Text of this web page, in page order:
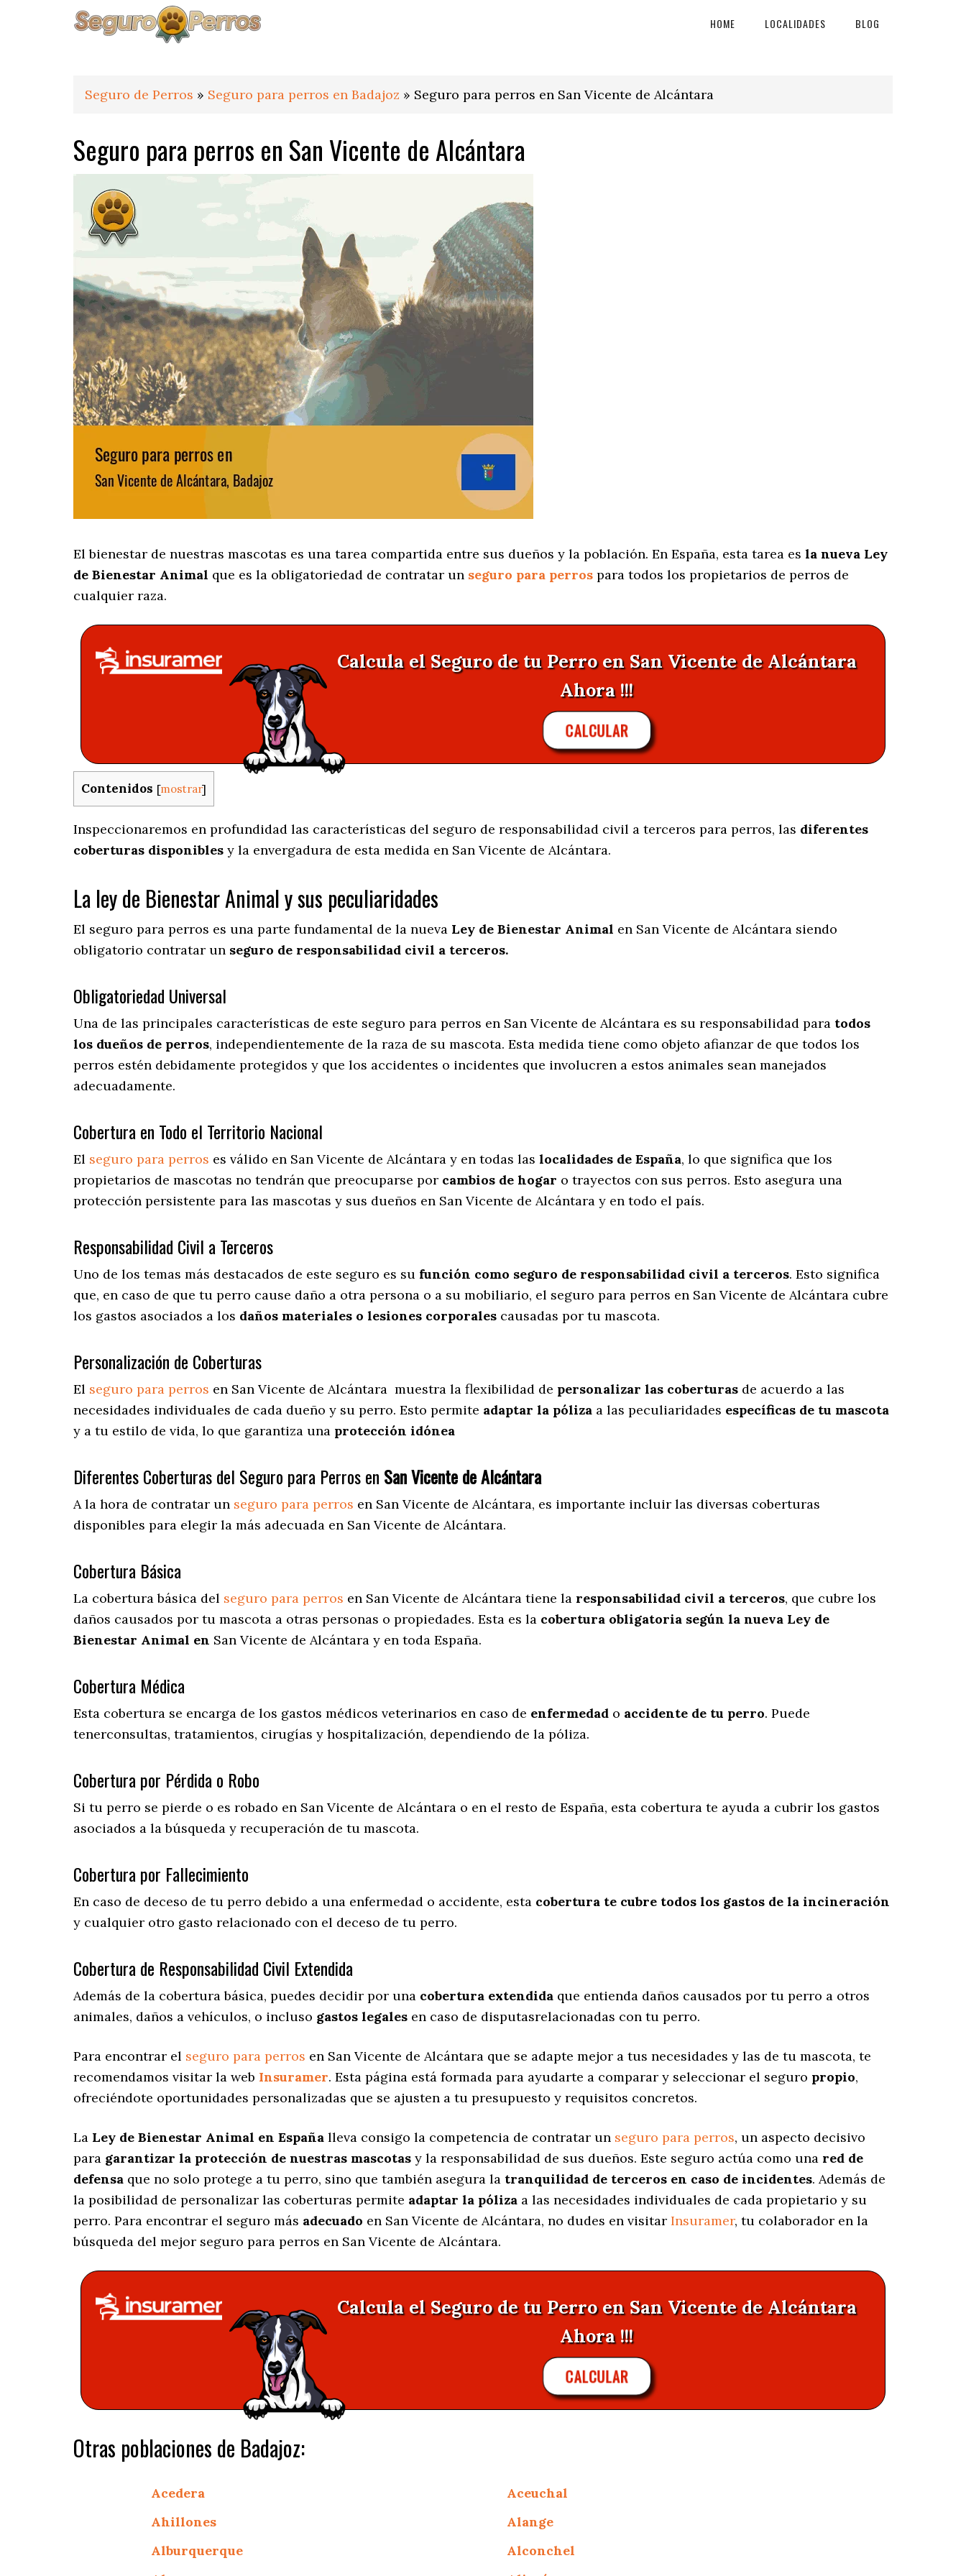
HOME LOCALIDADES BLOG
Seguro de Perros » Seguro para perros en Badajoz » Seguro para perros en San Vicente de Alcántara
Seguro para perros en San Vicente de Alcántara
El bienestar de nuestras mascotas es una tarea compartida entre sus dueños y la población. En España, esta tarea es la nueva Ley
de Bienestar Animal que es la obligatoriedad de contratar un seguro para perros para todos los propietarios de perros de
cualquier raza.
Calcula el Seguro de tu Perro en San Vicente de Alcántara
Ahora !!!
CALCULAR
Contenidos [mostrar]
Inspeccionaremos en profundidad las características del seguro de responsabilidad civil a terceros para perros, las diferentes
coberturas disponibles y la envergadura de esta medida en San Vicente de Alcántara.
La ley de Bienestar Animal y sus peculiaridades
El seguro para perros es una parte fundamental de la nueva Ley de Bienestar Animal en San Vicente de Alcántara siendo
obligatorio contratar un seguro de responsabilidad civil a terceros.
Obligatoriedad Universal
Una de las principales características de este seguro para perros en San Vicente de Alcántara es su responsabilidad para todos
los dueños de perros, independientemente de la raza de su mascota. Esta medida tiene como objeto afianzar de que todos los
perros estén debidamente protegidos y que los accidentes o incidentes que involucren a estos animales sean manejados
adecuadamente.
Cobertura en Todo el Territorio Nacional
El seguro para perros es válido en San Vicente de Alcántara y en todas las localidades de España, lo que significa que los
propietarios de mascotas no tendrán que preocuparse por cambios de hogar o trayectos con sus perros. Esto asegura una
protección persistente para las mascotas y sus dueños en San Vicente de Alcántara y en todo el país.
Responsabilidad Civil a Terceros
Uno de los temas más destacados de este seguro es su función como seguro de responsabilidad civil a terceros. Esto significa
que, en caso de que tu perro cause daño a otra persona o a su mobiliario, el seguro para perros en San Vicente de Alcántara cubre
los gastos asociados a los daños materiales o lesiones corporales causadas por tu mascota.
Personalización de Coberturas
El seguro para perros en San Vicente de Alcántara muestra la flexibilidad de personalizar las coberturas de acuerdo a las
necesidades individuales de cada dueño y su perro. Esto permite adaptar la póliza a las peculiaridades específicas de tu mascota
y a tu estilo de vida, lo que garantiza una protección idónea
Diferentes Coberturas del Seguro para Perros en San Vicente de Alcántara
A la hora de contratar un seguro para perros en San Vicente de Alcántara, es importante incluir las diversas coberturas
disponibles para elegir la más adecuada en San Vicente de Alcántara.
Cobertura Básica
La cobertura básica del seguro para perros en San Vicente de Alcántara tiene la responsabilidad civil a terceros, que cubre los
daños causados por tu mascota a otras personas o propiedades. Esta es la cobertura obligatoria según la nueva Ley de
Bienestar Animal en San Vicente de Alcántara y en toda España.
Cobertura Médica
Esta cobertura se encarga de los gastos médicos veterinarios en caso de enfermedad o accidente de tu perro. Puede
tenerconsultas, tratamientos, cirugías y hospitalización, dependiendo de la póliza.
Cobertura por Pérdida o Robo
Si tu perro se pierde o es robado en San Vicente de Alcántara o en el resto de España, esta cobertura te ayuda a cubrir los gastos
asociados a la búsqueda y recuperación de tu mascota.
Cobertura por Fallecimiento
En caso de deceso de tu perro debido a una enfermedad o accidente, esta cobertura te cubre todos los gastos de la incineración
y cualquier otro gasto relacionado con el deceso de tu perro.
Cobertura de Responsabilidad Civil Extendida
Además de la cobertura básica, puedes decidir por una cobertura extendida que entienda daños causados por tu perro a otros
animales, daños a vehículos, o incluso gastos legales en caso de disputasrelacionadas con tu perro.
Para encontrar el seguro para perros en San Vicente de Alcántara que se adapte mejor a tus necesidades y las de tu mascota, te
recomendamos visitar la web Insuramer. Esta página está formada para ayudarte a comparar y seleccionar el seguro propio,
ofreciéndote oportunidades personalizadas que se ajusten a tu presupuesto y requisitos concretos.
La Ley de Bienestar Animal en España lleva consigo la competencia de contratar un seguro para perros, un aspecto decisivo
para garantizar la protección de nuestras mascotas y la responsabilidad de sus dueños. Este seguro actúa como una red de
defensa que no solo protege a tu perro, sino que también asegura la tranquilidad de terceros en caso de incidentes. Además de
la posibilidad de personalizar las coberturas permite adaptar la póliza a las necesidades individuales de cada propietario y su
perro. Para encontrar el seguro más adecuado en San Vicente de Alcántara, no dudes en visitar Insuramer, tu colaborador en la
búsqueda del mejor seguro para perros en San Vicente de Alcántara.
Calcula el Seguro de tu Perro en San Vicente de Alcántara
Ahora !!!
CALCULAR
Otras poblaciones de Badajoz:
Acedera
Aceuchal
Ahillones
Alange
Alburquerque
Alconchel